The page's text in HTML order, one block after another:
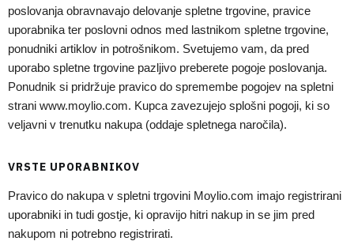
poslovanja obravnavajo delovanje spletne trgovine, pravice
uporabnika ter poslovni odnos med lastnikom spletne trgovine,
ponudniki artiklov in potrošnikom. Svetujemo vam, da pred
uporabo spletne trgovine pazljivo preberete pogoje poslovanja.
Ponudnik si pridržuje pravico do spremembe pogojev na spletni
strani www.moylio.com. Kupca zavezujejo splošni pogoji, ki so
veljavni v trenutku nakupa (oddaje spletnega naročila).
VRSTE UPORABNIKOV
Pravico do nakupa v spletni trgovini Moylio.com imajo registrirani
uporabniki in tudi gostje, ki opravijo hitri nakup in se jim pred
nakupom ni potrebno registrirati.